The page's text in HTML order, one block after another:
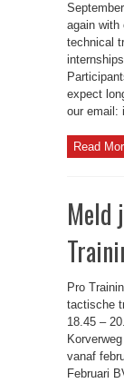
again with
technical
expect
our email:
Read
Meld
Pro
tactische
18.45 –
vanaf
Februari